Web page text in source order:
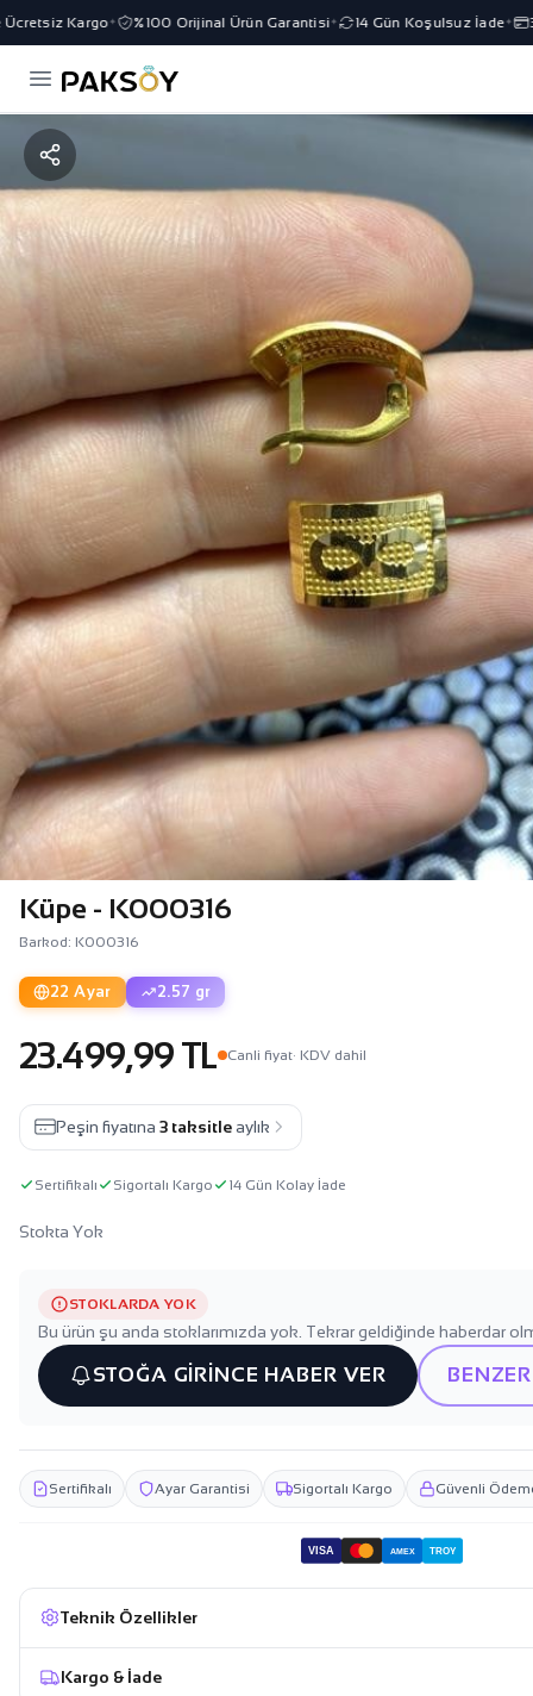
Kargo✦ %100 Orijinal Ürün Garantisi✦ 14 Gün Koşulsuz İade ✦ 3
Küpe - K000316
Barkod: K000316
22 Ayar 2.57 gr
23.499,99 TL Canli fiyat· KDV dahil
Peşin fiyatına 3 taksitle aylık
Sertifikalı Sigortalı Kargo 14 Gün Kolay İade
Stokta Yok
STOKLARDA YOK
Bu ürün şu anda stoklarımızda yok. Tekrar geldiğinde haberdar
STOĞA GİRİNCE HABER VER
Sertifikalı Ayar Garantisi Sigortalı Kargo Güvenli
VISA AMEX TROY
Teknik Özellikler
Kargo & İade